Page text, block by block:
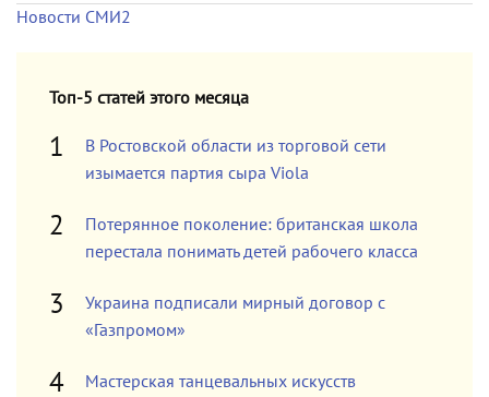
Новости СМИ2
Топ-5 статей этого месяца
В Ростовской области из торговой сети
изымается партия сыра Viola
Потерянное поколение: британская школа
перестала понимать детей рабочего класса
Украина подписали мирный договор с
«Газпромом»
Мастерская танцевальных искусств